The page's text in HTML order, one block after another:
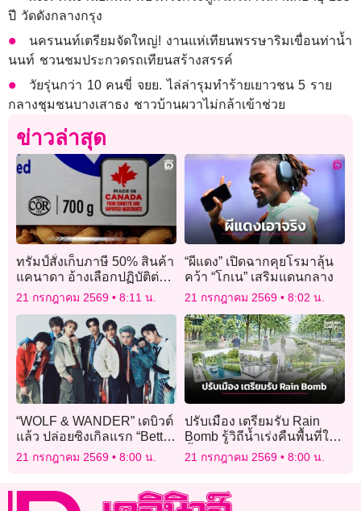
ปี วัดดังกลางกรุง
นครนนท์เตรียมจัดใหญ่! งานแห่เทียนพรรษาริมเขื่อนท่าน้ำ
นนท์ ชวนชมประกวดรถเทียนสร้างสรรค์
วัยรุ่นกว่า 10 คนขี่ จยย. ไล่ล่ารุมทำร้ายเยาวชน 5 ราย
กลางชุมชนบางเสาธง ชาวบ้านผวาไม่กล้าเข้าช่วย
ข่าวล่าสุด
ทรัมป์สั่งเก็บภาษี 50% สินค้า
แคนาดา อ้างเลือกปฏิบัติต่อ
สินค้าสหรัฐ
21 กรกฎาคม 2569 8:11 น.
“ผีแดง” เปิดฉากคุยโรมาลุ้น
คว้า “โกเน” เสริมแดนกลาง
21 กรกฎาคม 2569 8:02 น.
“WOLF & WANDER” เดบิวต์
แล้ว ปล่อยซิงเกิลแรก “Better
Life” โชว์ 7 เสียงร้องระดับ
21 กรกฎาคม 2569 8:00 น.
ปรับเมือง เตรียมรับ Rain
Bomb รู้วิถีน้ำเร่งคืนพื้นที่ให้
น้ำเดินทาง
21 กรกฎาคม 2569 8:00 น.